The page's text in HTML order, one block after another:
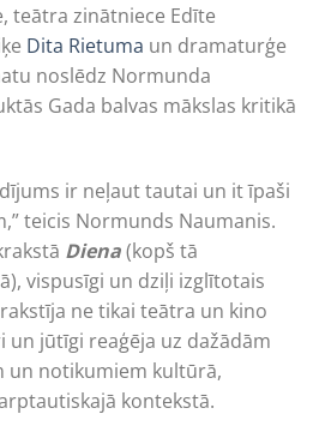
teātra zinātniece Edīte
Dita Rietuma un dramaturģe
noslēdz Normunda
Gada balvas mākslas kritikā
ir neļaut tautai un it īpaši
teicis Normunds Naumanis.
Diena(kopš tā
vispusīgi un dziļi izglītotais
ne tikai teātra un kino
un jūtīgi reaģēja uz dažādām
un notikumiem kultūrā,
kontekstā.